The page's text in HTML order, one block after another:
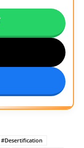
#Desertification